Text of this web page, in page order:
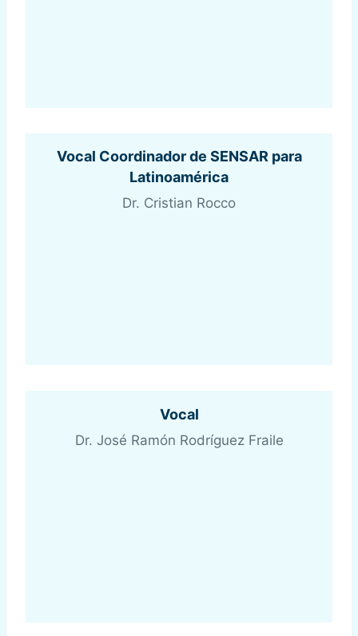
Vocal Coordinador de SENSAR para
Latinoamérica
Dr. Cristian Rocco
Vocal
Dr. José Ramón Rodríguez Fraile